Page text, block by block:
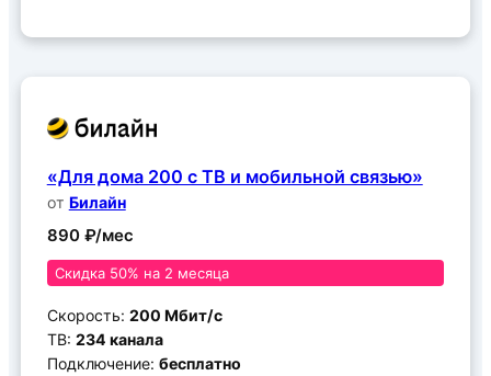
«Для дома 200 с ТВ и мобильной связью»
от Билайн
890 ₽/мес
Скидка 50% на 2 месяца
Скорость: 200 Мбит/с
ТВ: 234 канала
Подключение: бесплатно